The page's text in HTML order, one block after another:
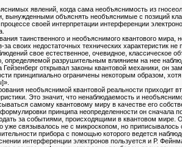
явлений, когда сама необъяснимость из
вынужденными объяснять необъяснимые с позиций
своей интерпретации интерференции
таинственного и необъяснимого квантового
за своих недостаточных технических характеристик
свое естественное, очевидное, классическое
разрушительным влиянием на нее
Гейзенберг открывал законы квантовой механики, он
принципиально ограничены некоторым образом,
необъяснимой квантовой реальности приходит
Это значит, что ненаблюдаемость и
самому квантовому миру в качестве его
формулировки принципа неопределенности он
за событиями, происходящими в квантовом
уже связывалось не с микроскопом, но
прибора с помощью которого ведется
интерференции электронов пользуется и Р.